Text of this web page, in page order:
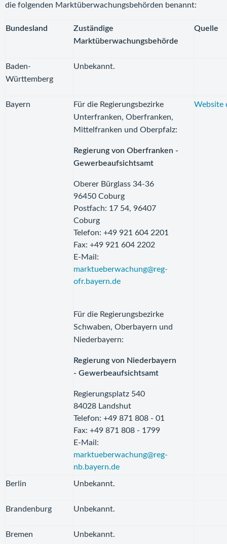
die folgenden Marktüberwachungsbehörden benannt:
Bundesland
Zuständige
Marktüberwachungsbehörde
Quelle
Baden-
Württemberg
Unbekannt.
Bayern
Für die Regierungsbezirke
Unterfranken, Oberfranken,
Mittelfranken und Oberpfalz:
Regierung von Oberfranken -
Gewerbeaufsichtsamt
Oberer Bürglass 34-36
96450 Coburg
Postfach: 17 54, 96407
Coburg
Telefon: +49 921 604 2201
Fax: +49 921 604 2202
E-Mail:
marktueberwachung@reg-
ofr.bayern.de
Für die Regierungsbezirke
Schwaben, Oberbayern und
Niederbayern:
Regierung von Niederbayern
- Gewerbeaufsichtsamt
Regierungsplatz 540
84028 Landshut
Telefon: +49 871 808 - 01
Fax: +49 871 808 - 1799
E-Mail:
marktueberwachung@reg-
nb.bayern.de
Website
Berlin Unbekannt.
Brandenburg Unbekannt.
Bremen Unbekannt.